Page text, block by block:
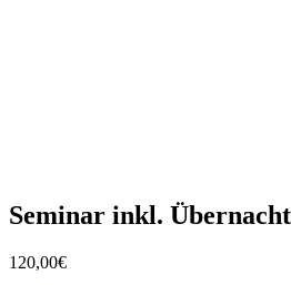
Seminar inkl.
120,00€